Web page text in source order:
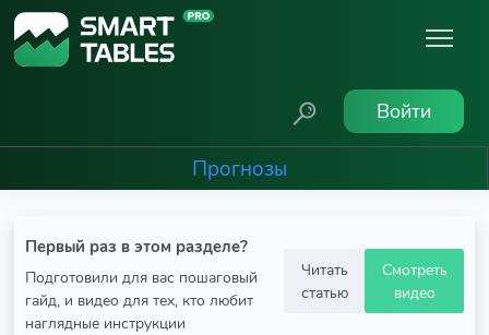
Войти
Прогнозы
Первый раз в этом разделе?
Подготовили для вас пошаговый
гайд, и видео для тех, кто любит
наглядные инструкции
Читать
статью
Смотреть
видео